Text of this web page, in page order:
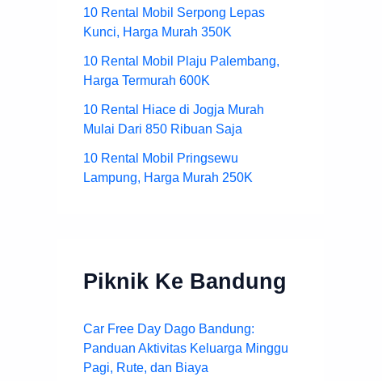
10 Rental Mobil Serpong Lepas
Kunci, Harga Murah 350K
10 Rental Mobil Plaju Palembang,
Harga Termurah 600K
10 Rental Hiace di Jogja Murah
Mulai Dari 850 Ribuan Saja
10 Rental Mobil Pringsewu
Lampung, Harga Murah 250K
Piknik Ke Bandung
Car Free Day Dago Bandung:
Panduan Aktivitas Keluarga Minggu
Pagi, Rute, dan Biaya